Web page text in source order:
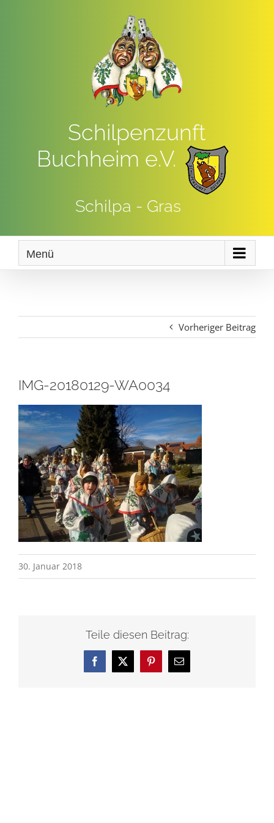
Schilpenzunft
Buchheim e.V.
Schilpa - Gras
Menü
Vorheriger Beitrag
IMG-20180129-WA0034
30. Januar 2018
Teile diesen Beitrag:
Facebook
X Pinterest
E-
Mail